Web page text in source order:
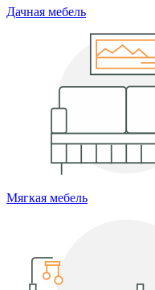
Дачная мебель
Мягкая мебель